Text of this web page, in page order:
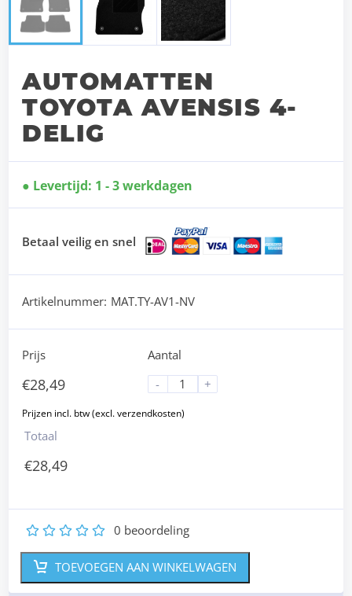
AUTOMATTEN
TOYOTA AVENSIS 4-
DELIG
Levertijd: 1 - 3 werkdagen
Betaal veilig en snel
Artikelnummer: MAT.TY-AV1-NV
Prijs
€28,49
Aantal
-
+
Totaal
€28,49
5
4
3
2 0 beoordeling
TOEVOEGEN AAN WINKELWAGEN